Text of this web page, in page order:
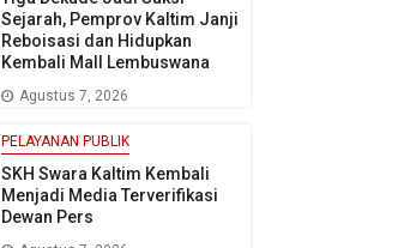
Sejarah, Pemprov Kaltim Janji
Reboisasi dan Hidupkan
Kembali Mall Lembuswana
Agustus 7, 2026
PELAYANAN PUBLIK
SKH Swara Kaltim Kembali
Menjadi Media Terverifikasi
Dewan Pers